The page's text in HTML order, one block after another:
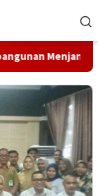
Menjangkau